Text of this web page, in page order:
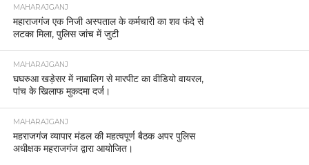
MAHARAJGANJ
महाराजगंज एक निजी अस्पताल के कर्मचारी का शव फंदे से
लटका मिला, पुलिस जांच में जुटी
MAHARAJGANJ
घघरुआ खड़ेसर में नाबालिग से मारपीट का वीडियो वायरल,
पांच के खिलाफ मुकदमा दर्ज।
MAHARAJGANJ
महराजगंज व्यापार मंडल की महत्वपूर्ण बैठक अपर पुलिस
अधीक्षक महराजगंज द्वारा आयोजित।